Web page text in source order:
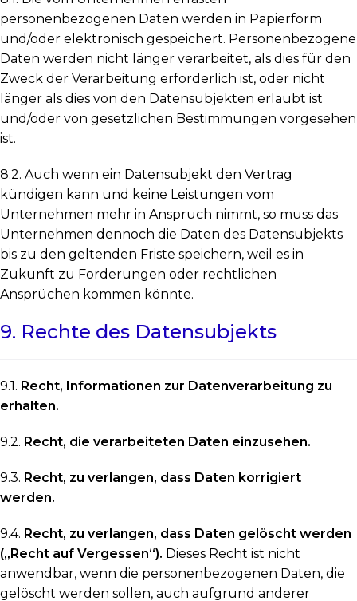
personenbezogenen Daten werden in Papierform
und/oder elektronisch gespeichert. Personenbezogene
Daten werden nicht länger verarbeitet, als dies für den
Zweck der Verarbeitung erforderlich ist, oder nicht
länger als dies von den Datensubjekten erlaubt ist
und/oder von gesetzlichen Bestimmungen vorgesehen
ist.
8.2. Auch wenn ein Datensubjekt den Vertrag
kündigen kann und keine Leistungen vom
Unternehmen mehr in Anspruch nimmt, so muss das
Unternehmen dennoch die Daten des Datensubjekts
bis zu den geltenden Friste speichern, weil es in
Zukunft zu Forderungen oder rechtlichen
Ansprüchen kommen könnte.
9. Rechte des Datensubjekts
9.1. Recht, Informationen zur Datenverarbeitung zu
erhalten.
9.2. Recht, die verarbeiteten Daten einzusehen.
9.3. Recht, zu verlangen, dass Daten korrigiert
werden.
9.4. Recht, zu verlangen, dass Daten gelöscht werden
(„Recht auf Vergessen“). Dieses Recht ist nicht
anwendbar, wenn die personenbezogenen Daten, die
gelöscht werden sollen, auch aufgrund anderer